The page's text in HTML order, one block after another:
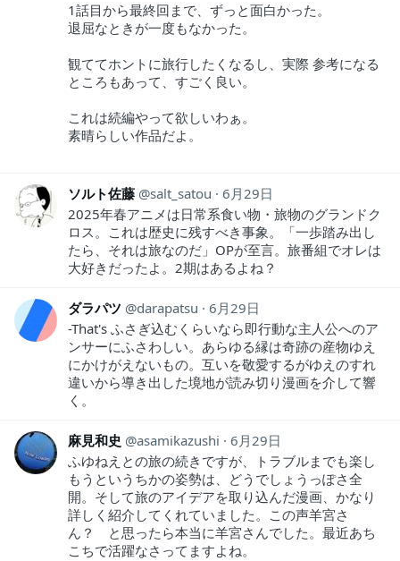
1話目から最終回まで、ずっと面白かった。
退屈なときが一度もなかった。
観ててホントに旅行したくなるし、実際 参考になる
ところもあって、すごく良い。
これは続編やって欲しいわぁ。
素晴らしい作品だよ。
ソルト佐藤 salt_satou
6月29日
2025年春アニメは日常系食い物・旅物のグランドク
ロス。これは歴史に残すべき事象。「一歩踏み出し
たら、それは旅なのだ」OPが至言。旅番組でオレは
大好きだったよ。2期はあるよね？
ダラパツ darapatsu
6月29日
-That's ふさぎ込むくらいなら即行動な主人公へのア
ンサーにふさわしい。あらゆる縁は奇跡の産物ゆえ
にかけがえないもの。互いを敬愛するがゆえのすれ
違いから導き出した境地が読み切り漫画を介して響
く。
麻見和史 asamikazushi
6月29日
ふゆねえとの旅の続きですが、トラブルまでも楽し
もうというちかの姿勢は、どうでしょうっぽさ全
開。そして旅のアイデアを取り込んだ漫画、かなり
詳しく紹介してくれていました。この声羊宮さ
ん？ と思ったら本当に羊宮さんでした。最近あち
こちで活躍なさってますよね。